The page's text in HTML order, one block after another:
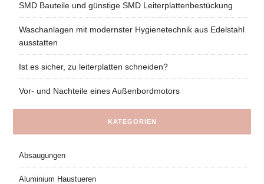
SMD Bauteile und günstige SMD Leiterplattenbestückung
Waschanlagen mit modernster Hygienetechnik aus Edelstahl
ausstatten
Ist es sicher, zu leiterplatten schneiden?
Vor- und Nachteile eines Außenbordmotors
KATEGORIEN
Absaugungen
Aluminium Haustueren